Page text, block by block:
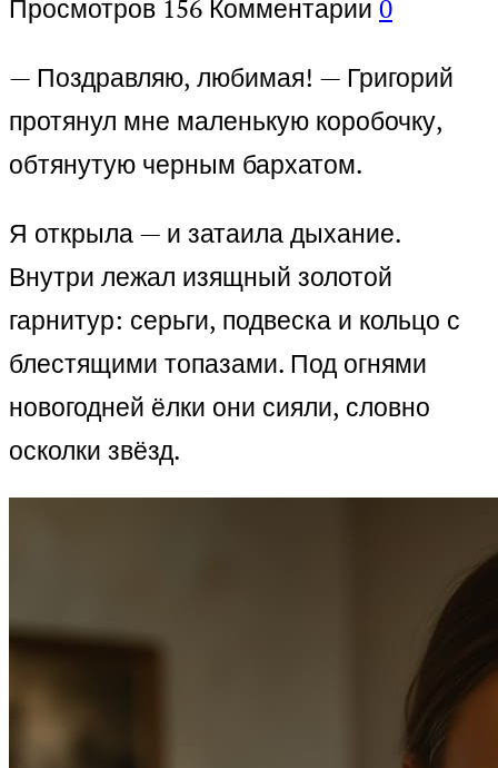
Просмотров 156 Комментарии 0
— Поздравляю, любимая! — Григорий
протянул мне маленькую коробочку,
обтянутую черным бархатом.
Я открыла — и затаила дыхание.
Внутри лежал изящный золотой
гарнитур: серьги, подвеска и кольцо с
блестящими топазами. Под огнями
новогодней ёлки они сияли, словно
осколки звёзд.